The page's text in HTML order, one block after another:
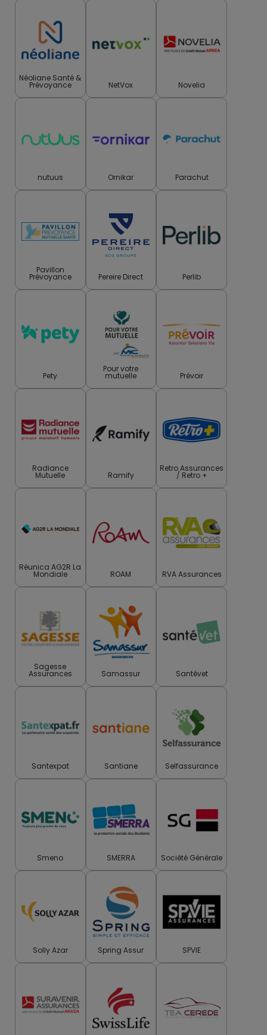
Néoliane Santé &
Prévoyance NetVox Novelia
nutuus Ornikar Parachut
Pavillon
Prévoyance Pereire Direct Perlib
Pety
Pour votre
mutuelle Prévoir
Radiance
Mutuelle Ramify
Retro Assurances
/ Retro +
Réunica AG2R La
Mondiale ROAM RVA Assurances
Sagesse
Assurances Samassur Santévet
Santexpat Santiane Selfassurance
Smeno SMERRA Société Générale
Solly Azar Spring Assur SPVIE